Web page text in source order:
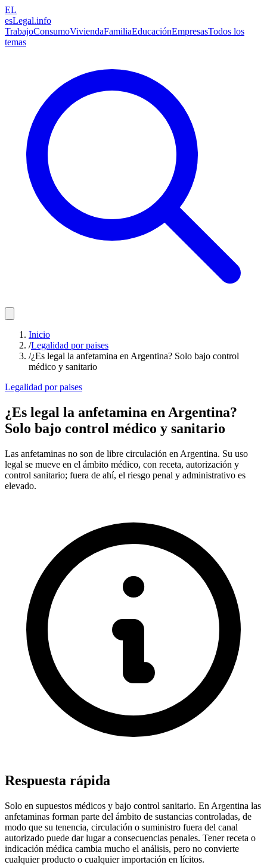
EL
esLegal.info
TrabajoConsumoViviendaFamiliaEducaciónEmpresasTodos los
temas
Inicio
/Legalidad por paises
/¿Es legal la anfetamina en Argentina? Solo bajo control
médico y sanitario
Legalidad por paises
¿Es legal la anfetamina en Argentina?
Solo bajo control médico y sanitario
Las anfetaminas no son de libre circulación en Argentina. Su uso
legal se mueve en el ámbito médico, con receta, autorización y
control sanitario; fuera de ahí, el riesgo penal y administrativo es
elevado.
Respuesta rápida
Solo en supuestos médicos y bajo control sanitario. En Argentina las
anfetaminas forman parte del ámbito de sustancias controladas, de
modo que su tenencia, circulación o suministro fuera del canal
autorizado puede dar lugar a consecuencias penales. Tener receta o
indicación médica cambia mucho el análisis, pero no convierte
cualquier producto o cualquier importación en lícitos.